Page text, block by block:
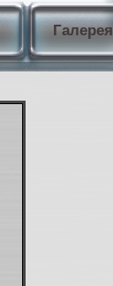
Галерея